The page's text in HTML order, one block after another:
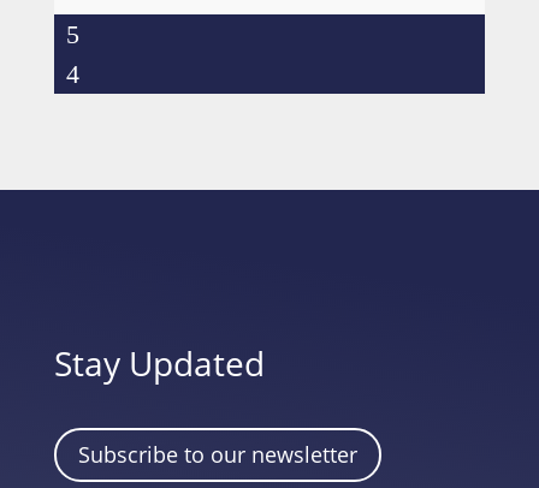
Stay Updated
Subscribe to our newsletter